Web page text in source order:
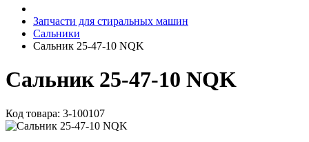
Запчасти для стиральных машин
Сальники
Сальник 25-47-10 NQK
Сальник 25-47-10 NQK
Код товара: 3-100107